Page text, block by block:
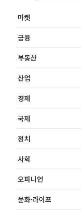
마켓
금융
부동산
산업
경제
국제
정치
사회
오피니언
문화·라이프